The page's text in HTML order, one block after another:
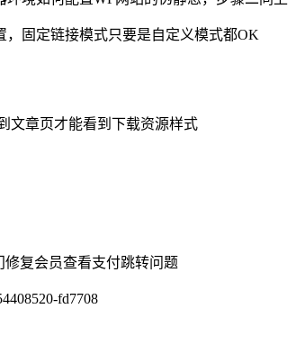
固定链接模式只要是自定义模式都OK
文章页才能看到下载资源样式
修复会员查看支付跳转问题
fd7708